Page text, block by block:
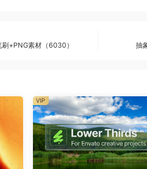
+PNG素材（6030） 抽
VIP